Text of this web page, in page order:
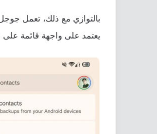
يعتمد على واجهة قائمة على